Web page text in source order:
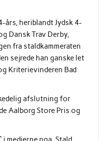
års, heriblandt Jydsk 4-
Dansk Trav Derby,
fra staldkammeraten
sejrede han ganske let
Kriterievinderen Bad
afslutning for
Aalborg Store Pris og